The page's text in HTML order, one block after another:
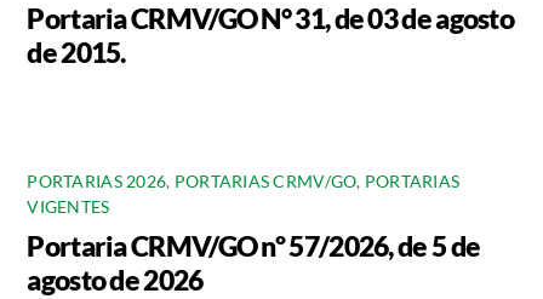
Portaria CRMV/GO N° 31, de 03 de agosto
de 2015.
PORTARIAS 2026, PORTARIAS CRMV/GO, PORTARIAS
VIGENTES
Portaria CRMV/GO nº 57/2026, de 5 de
agosto de 2026